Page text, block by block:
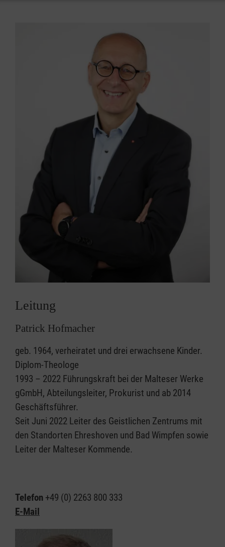
Leitung
Patrick Hofmacher
geb. 1964, verheiratet und drei erwachsene Kinder.
Diplom-Theologe
1993 – 2022 Führungskraft bei der Malteser Werke
gGmbH, Abteilungsleiter, Prokurist und ab 2014
Geschäftsführer.
Seit Juni 2022 Leiter des Geistlichen Zentrums mit
den Standorten Ehreshoven und Bad Wimpfen sowie
Leiter der Malteser Kommende.
Telefon +49 (0) 2263 800 333
E-Mail